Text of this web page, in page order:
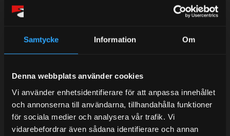
Samtycke Information Om
Denna webbplats använder cookies
Vi använder enhetsidentifierare för att anpassa innehållet
och annonserna till användarna, tillhandahålla funktioner
för sociala medier och analysera vår trafik. Vi
vidarebefordrar även sådana identifierare och annan
det helt stängt.
Mån-Tors: 10:30-15:00
Lunchstängt 12:00-13:00
info@streetperformance.se